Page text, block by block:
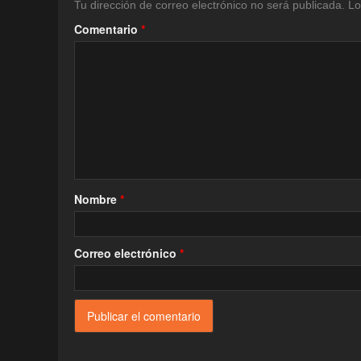
Tu dirección de correo electrónico no será publicada.
Comentario *
Nombre *
Correo electrónico *